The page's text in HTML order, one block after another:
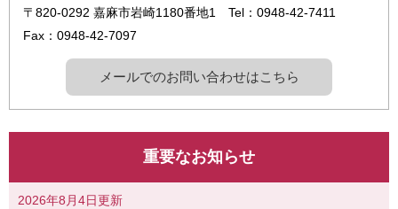
〒820-0292 嘉麻市岩崎1180番地1
Tel：0948-42-7411
Fax：0948-42-7097
メールでのお問い合わせはこちら
重要なお知らせ
2026年8月4日更新